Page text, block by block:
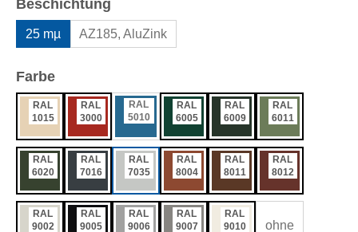
Beschichtung
25 mµ AZ185, AluZink
Farbeauswählen
RAL
1015
RAL
3000
RAL
5010
RAL
6005
RAL
6009
RAL
6011
RAL
6020
RAL
7016
RAL
7035
RAL
8004
RAL
8011
RAL
8012
RAL
9002
RAL
9005
RAL
9006
RAL
9007
RAL
9010
ohne